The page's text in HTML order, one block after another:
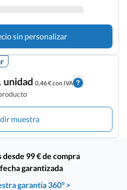
sin personalizar
unidad 0,46 € con IVA
muestra
desde 99 € de compra
garantizada
garantía 360° >